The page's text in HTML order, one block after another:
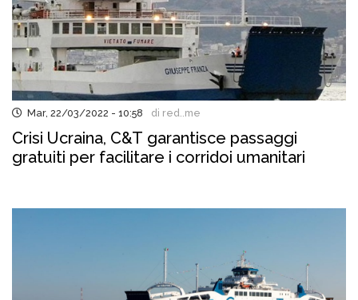
Mar, 22/03/2022 - 10:58 di red..me
Crisi Ucraina, C&T garantisce passaggi
gratuiti per facilitare i corridoi umanitari